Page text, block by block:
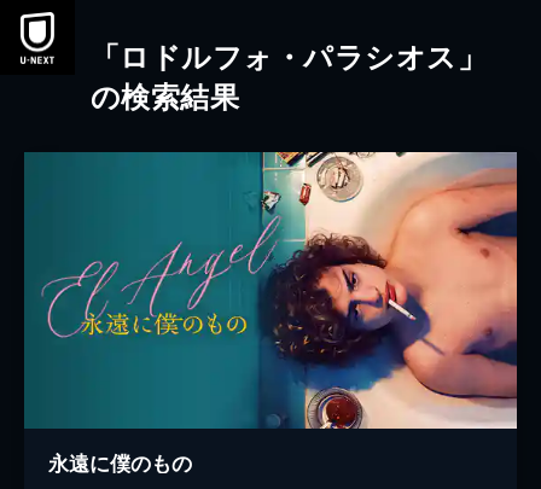
本文へスキップ
「ロドルフォ・パラシオス」
の検索結果
永遠に僕のもの